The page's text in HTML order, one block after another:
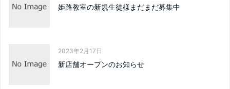
姫路教室の新規生徒様まだまだ募集中
2023年2月17日
新店舗オープンのお知らせ